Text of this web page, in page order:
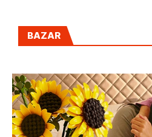
BAZAR